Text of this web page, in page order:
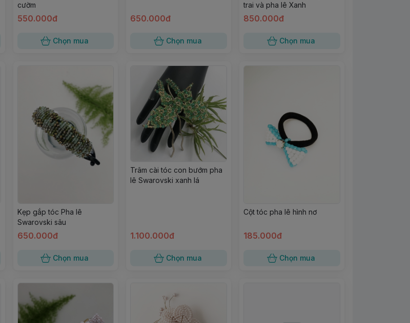
cườm
550.000đ
Chọn mua
650.000đ
Chọn mua
trai và pha lê Xanh
850.000đ
Chọn mua
Kẹp gắp tóc Pha lê
Swarovski sâu
650.000đ
Chọn mua
Trâm cài tóc con bướm pha
lê Swarovski xanh lá
1.100.000đ
Chọn mua
Cột tóc pha lê hình nơ
185.000đ
Chọn mua